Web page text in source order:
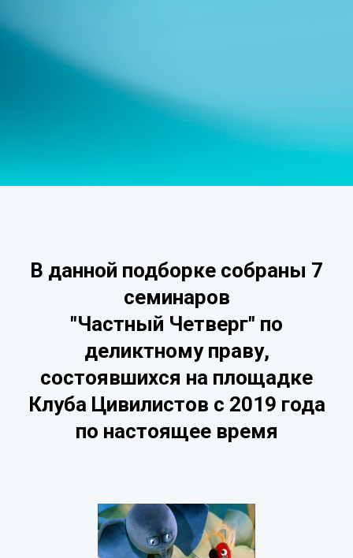
В данной подборке собраны 7
семинаров
"Частный Четверг" по
деликтному праву,
состоявшихся на площадке
Клуба Цивилистов c 2019 года
по настоящее время